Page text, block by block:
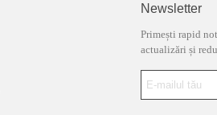
Newsletter
Primești rapid
actualizări și